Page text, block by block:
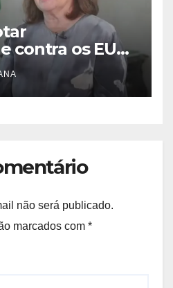
contra os EUA
de
não será publicado.
marcados com *